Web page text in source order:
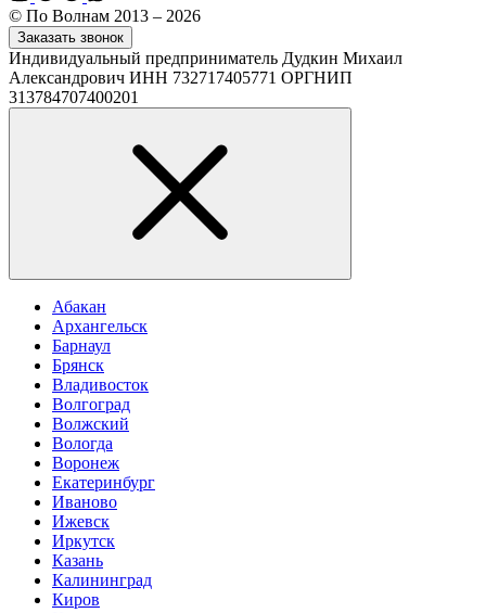
© По Волнам 2013 – 2026
Заказать звонок
Индивидуальный предприниматель Дудкин Михаил
Александрович ИНН 732717405771 ОРГНИП
313784707400201
Абакан
Архангельск
Барнаул
Брянск
Владивосток
Волгоград
Волжский
Вологда
Воронеж
Екатеринбург
Иваново
Ижевск
Иркутск
Казань
Калининград
Киров